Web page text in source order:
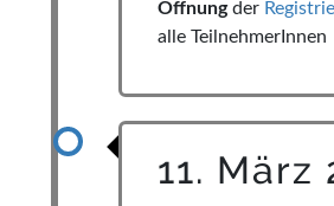
Öffnungder
alle TeilnehmerInnen
11. März